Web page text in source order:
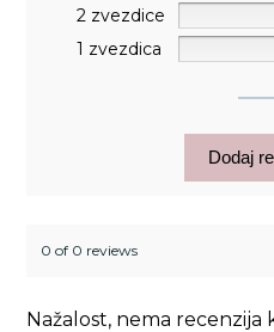
2 zvezdice
1 zvezdica
Dodaj
0 of 0 reviews
Nažalost, nema